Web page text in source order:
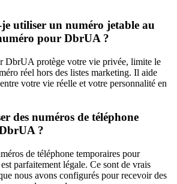
utiliser un numéro jetable au
pour DbrUA ?
DbrUA protège votre vie privée, limite le
réel hors des listes marketing. Il aide
votre vie réelle et votre personnalité en
des numéros de téléphone
?
de téléphone temporaires pour
parfaitement légale. Ce sont de vrais
nous avons configurés pour recevoir des